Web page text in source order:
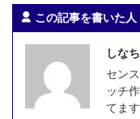
この記事を書いた人
しな
セン
ッチ
てます